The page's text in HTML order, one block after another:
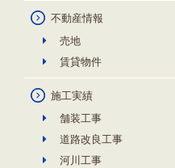
不動産情報
売地
賃貸物件
施工実績
舗装工事
道路改良工事
河川工事